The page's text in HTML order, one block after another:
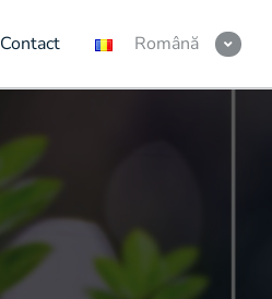
Contact Română